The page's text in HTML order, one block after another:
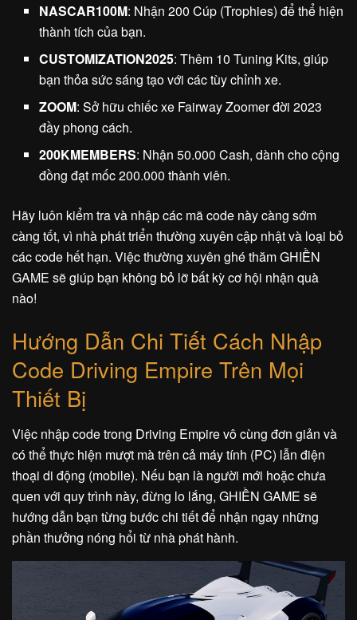
NASCAR100M: Nhận 200 Cúp (Trophies) để thể hiện
thành tích của bạn.
CUSTOMIZATION2025: Thêm 10 Tuning Kits, giúp
bạn thỏa sức sáng tạo với các tùy chỉnh xe.
ZOOM: Sở hữu chiếc xe Fairway Zoomer đời 2023
đầy phong cách.
200KMEMBERS: Nhận 50.000 Cash, dành cho cộng
đồng đạt mốc 200.000 thành viên.
Hãy luôn kiểm tra và nhập các mã code này càng sớm
càng tốt, vì nhà phát triển thường xuyên cập nhật và loại bỏ
các code hết hạn. Việc thường xuyên ghé thăm GHIỀN
GAME sẽ giúp bạn không bỏ lỡ bất kỳ cơ hội nhận quà
nào!
Hướng Dẫn Chi Tiết Cách Nhập
Code Driving Empire Trên Mọi
Thiết Bị
Việc nhập code trong Driving Empire vô cùng đơn giản và
có thể thực hiện mượt mà trên cả máy tính (PC) lẫn điện
thoại di động (mobile). Nếu bạn là người mới hoặc chưa
quen với quy trình này, đừng lo lắng, GHIỀN GAME sẽ
hướng dẫn bạn từng bước chi tiết để nhận ngay những
phần thưởng nóng hổi từ nhà phát hành.